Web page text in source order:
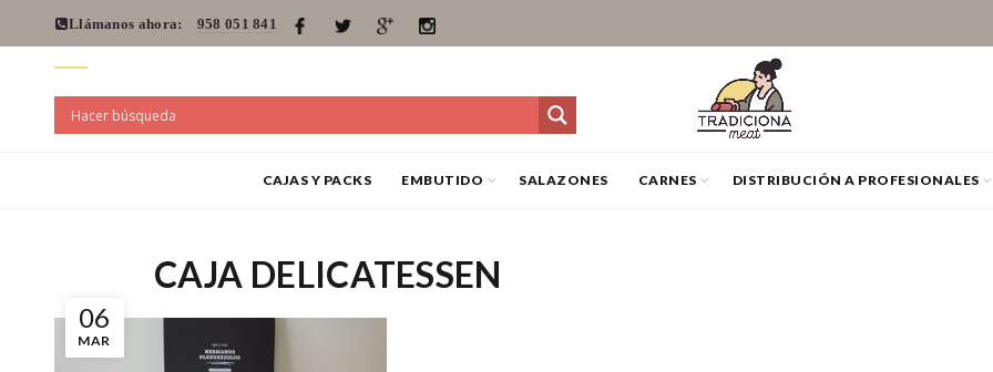
Llámanos ahora: 958 051 841
CAJAS Y PACKS EMBUTIDO SALAZONES CARNES DISTRIBUCIÓN A PROFESIONALES
06
MAR
CAJA DELICATESSEN